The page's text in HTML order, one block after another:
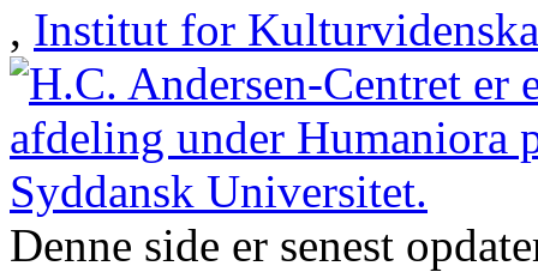
, Institut for
Denne side er senest